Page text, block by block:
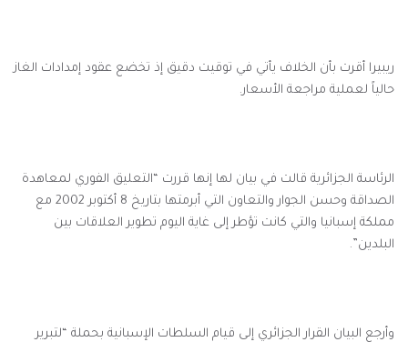
ريبيرا أقرت بأن الخلاف يأتي في توقيت دقيق إذ تخضع عقود إمدادات الغاز
حالياً لعملية مراجعة الأسعار.
الرئاسة الجزائرية قالت في بيان لها إنها قررت “التعليق الفوري لمعاهدة
الصداقة وحسن الجوار والتعاون التي أبرمتها بتاريخ 8 أكتوبر 2002 مع
مملكة إسبانيا والتي كانت تؤطر إلى غاية اليوم تطوير العلاقات بين
البلدين”.
وأرجع البيان القرار الجزائري إلى قيام السلطات الإسبانية بحملة “لتبرير